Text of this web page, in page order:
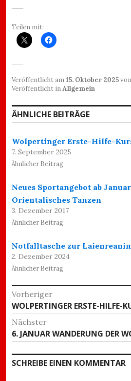
Teilen mit:
Veröffentlicht am15. Oktober 2025von
Veröffentlicht inAllgemein
ÄHNLICHE BEITRÄGE
Wolpertinger Erste-Hilfe-
7. September 2025
Ähnlicher Beitrag
Neues Sportangebot ab Januar
Orientalisches Tanzen
3. Dezember 2017
Ähnlicher Beitrag
Notfalltasche zur
2. Dezember 2024
Ähnlicher Beitrag
Vorheriger
Vorheriger
Beitrag:
WOLPERTINGER ERSTE-HILFE-
Nächster
Nächster
Beitrag:
6. JANUAR WANDERUNG DER
SCHREIBE EINEN KOMMENTAR